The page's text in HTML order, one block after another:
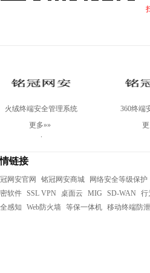
火绒终端安全管理系统
V2.0Linux服务器版
更多»»
.
360终端
病毒+补丁
链接
网安官网 铭冠网安商城 网络安全等级保护
软件 SSL VPN 桌面云 MIG SD-WAN 行
感知
Web防火墙 等保一体机 移动终端防